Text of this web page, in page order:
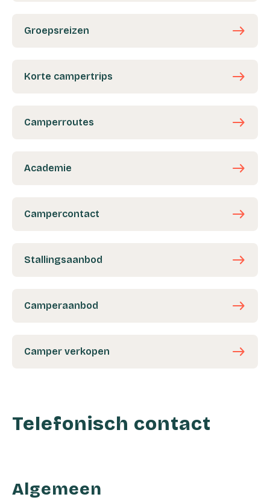
east
Groepsreizen
east
Korte campertrips
east
Camperroutes
east
Academie
east
Campercontact
east
Stallingsaanbod
east
Camperaanbod
east
Camper verkopen
Telefonisch contact
Algemeen